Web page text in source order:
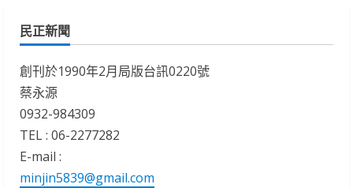
民正新聞
創刊於1990年2月局版台訊0220號
蔡永源
0932-984309
TEL : 06-2277282
E-mail :
minjin5839@gmail.com